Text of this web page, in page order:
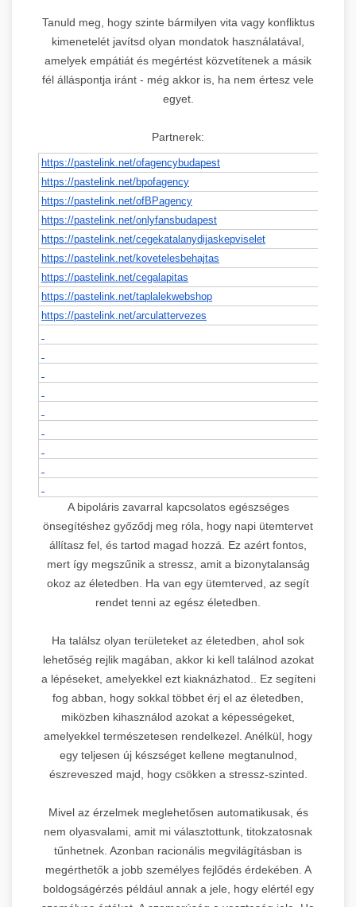
Tanuld meg, hogy szinte bármilyen vita vagy konfliktus
kimenetelét javítsd olyan mondatok használatával,
amelyek empátiát és megértést közvetítenek a másik
fél álláspontja iránt - még akkor is, ha nem értesz vele
egyet.
Partnerek:
https://pastelink.net/ofagencybudapest
https://pastelink.net/bpofagency
https://pastelink.net/ofBPagency
https://pastelink.net/onlyfansbudapest
https://pastelink.net/cegekatalanydijaskepviselet
https://pastelink.net/kovetelesbehajtas
https://pastelink.net/cegalapitas
https://pastelink.net/taplalekwebshop
https://pastelink.net/arculattervezes
A bipoláris zavarral kapcsolatos egészséges
önsegítéshez győződj meg róla, hogy napi ütemtervet
állítasz fel, és tartod magad hozzá. Ez azért fontos,
mert így megszűnik a stressz, amit a bizonytalanság
okoz az életedben. Ha van egy ütemterved, az segít
rendet tenni az egész életedben.
Ha találsz olyan területeket az életedben, ahol sok
lehetőség rejlik magában, akkor ki kell találnod azokat
a lépéseket, amelyekkel ezt kiaknázhatod.. Ez segíteni
fog abban, hogy sokkal többet érj el az életedben,
miközben kihasználod azokat a képességeket,
amelyekkel természetesen rendelkezel. Anélkül, hogy
egy teljesen új készséget kellene megtanulnod,
észreveszed majd, hogy csökken a stressz-szinted.
Mivel az érzelmek meglehetősen automatikusak, és
nem olyasvalami, amit mi választottunk, titokzatosnak
tűnhetnek. Azonban racionális megvilágításban is
megérthetők a jobb személyes fejlődés érdekében. A
boldogságérzés például annak a jele, hogy elértél egy